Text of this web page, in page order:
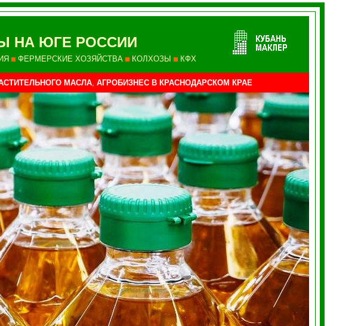
НА ЮГЕ РОССИИ
ФЕРМЕРСКИЕ ХОЗЯЙСТВА КОЛХОЗЫ КФХ
МАСЛА, АГРОБИЗНЕС В КРАСНОДАРСКОМ КРАЕ